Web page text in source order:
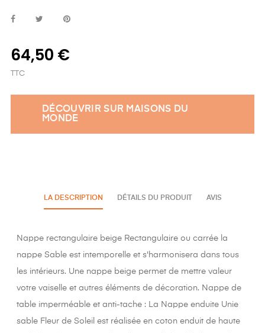
64,50 €
TTC
DÉCOUVRIR SUR MAISONS DU
MONDE
LA DESCRIPTION DÉTAILS DU PRODUIT AVIS
Nappe rectangulaire beige Rectangulaire ou carrée la
nappe Sable est intemporelle et s'harmonisera dans tous
les intérieurs. Une nappe beige permet de mettre valeur
votre vaiselle et autres éléments de décoration. Nappe de
table imperméable et anti-tache : La Nappe enduite Unie
sable Fleur de Soleil est réalisée en coton enduit de haute